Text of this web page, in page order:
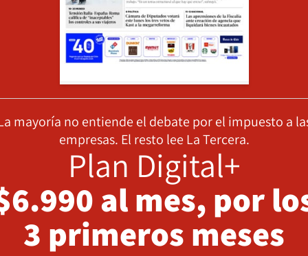
mayoría no entiende el debate por el impuesto a
empresas. El resto lee La Tercera.
Plan Digital+
al mes, por
3 primeros meses